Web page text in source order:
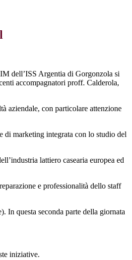
dell’ISS Argentia di Gorgonzola si
accompagnatori proff. Calderola,
aziendale, con particolare attenzione
di marketing integrata con lo studio del
lattiero casearia europea ed
e professionalità dello staff
In questa seconda parte della giornata
iniziative.